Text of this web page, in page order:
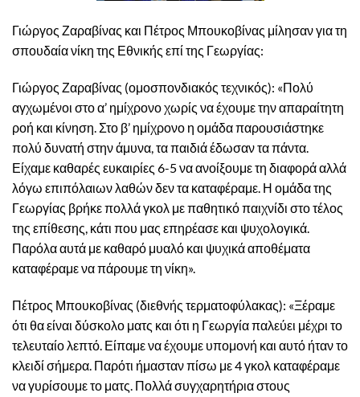
Γιώργος Ζαραβίνας και Πέτρος Μπουκοβίνας μίλησαν για τη
σπουδαία νίκη της Εθνικής επί της Γεωργίας:
Γιώργος Ζαραβίνας (ομοσπονδιακός τεχνικός): «Πολύ
αγχωμένοι στο α’ ημίχρονο χωρίς να έχουμε την απαραίτητη
ροή και κίνηση. Στο β’ ημίχρονο η ομάδα παρουσιάστηκε
πολύ δυνατή στην άμυνα, τα παιδιά έδωσαν τα πάντα.
Είχαμε καθαρές ευκαιρίες 6-5 να ανοίξουμε τη διαφορά αλλά
λόγω επιπόλαιων λαθών δεν τα καταφέραμε. Η ομάδα της
Γεωργίας βρήκε πολλά γκολ με παθητικό παιχνίδι στο τέλος
της επίθεσης, κάτι που μας επηρέασε και ψυχολογικά.
Παρόλα αυτά με καθαρό μυαλό και ψυχικά αποθέματα
καταφέραμε να πάρουμε τη νίκη».
Πέτρος Μπουκοβίνας (διεθνής τερματοφύλακας): «Ξέραμε
ότι θα είναι δύσκολο ματς και ότι η Γεωργία παλεύει μέχρι το
τελευταίο λεπτό. Είπαμε να έχουμε υπομονή και αυτό ήταν το
κλειδί σήμερα. Παρότι ήμασταν πίσω με 4 γκολ καταφέραμε
να γυρίσουμε το ματς. Πολλά συγχαρητήρια στους